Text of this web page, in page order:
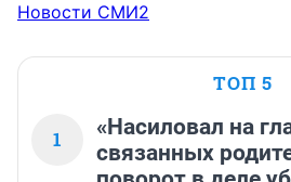
Новости СМИ2
ТОП 5
1
«Насиловал на
связанных